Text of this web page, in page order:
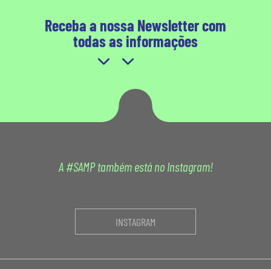
Receba a nossa Newsletter com
todas as informações
A #SAMP também está no Instagram!
INSTAGRAM